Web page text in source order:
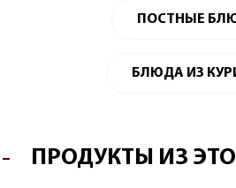
ПОСТНЫЕ
БЛЮДА ИЗ
ПРОДУКТЫ ИЗ